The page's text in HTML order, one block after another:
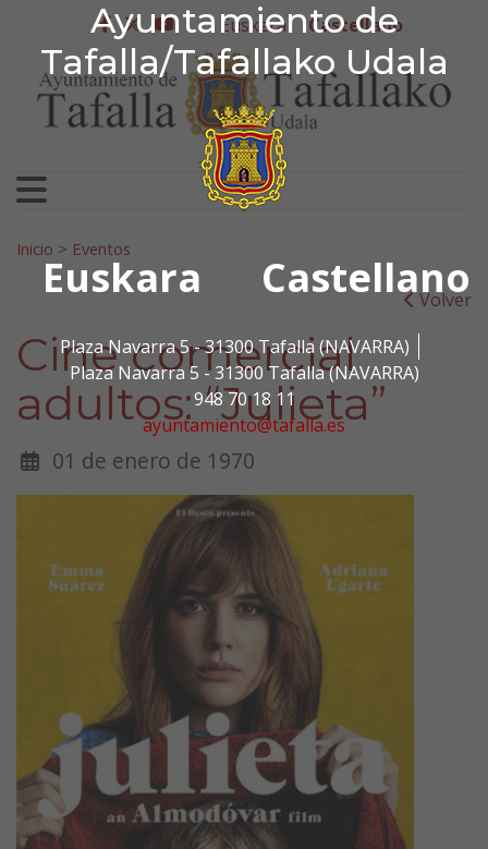
Ayuntamiento de
Tafalla/Tafallako Udala
Euskara Castellano
Plaza Navarra 5 - 31300 Tafalla (NAVARRA)
Plaza Navarra 5 - 31300 Tafalla (NAVARRA)
948 70 18 11
ayuntamiento@tafalla.es
Ir al contenido
Ayuntamiento de
facebook
twitter
youtube
Euskera Castellano
Search for:
Inicio > Eventos
Volver
Cine comercial
adultos: “Julieta”
01 de enero de 1970